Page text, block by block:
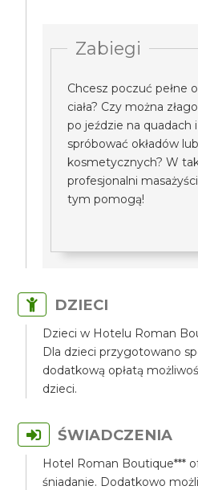
Zabiegi
Chcesz poczuć pełne
ciała? Czy można
po jeździe na quadach
spróbować okładów
kosmetycznych? W
profesjonalni
tym pomogą!
DZIECI
Dzieci w Hotelu Roman
Dla dzieci przygotowano
dodatkową opłatą
dzieci.
ŚWIADCZENIA
Hotel Roman Boutique***
śniadanie. Dodatkowo